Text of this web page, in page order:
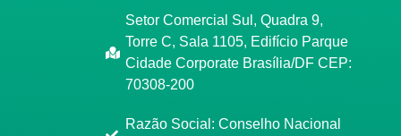
Setor Comercial Sul, Quadra 9,
Torre C, Sala 1105, Edifício Parque
Cidade Corporate Brasília/DF CEP:
70308-200
Razão Social: Conselho Nacional